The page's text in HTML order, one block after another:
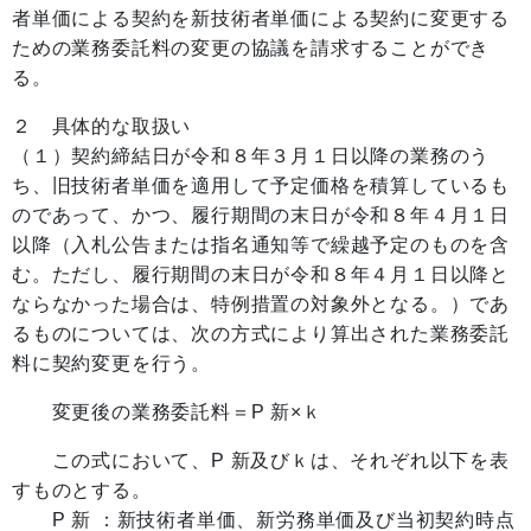
者単価による契約を新技術者単価による契約に変更する
ための業務委託料の変更の協議を請求することができ
る。
２ 具体的な取扱い
（１）契約締結日が令和８年３月１日以降の業務のう
ち、旧技術者単価を適用して予定価格を積算しているも
のであって、かつ、履行期間の末日が令和８年４月１日
以降（入札公告または指名通知等で繰越予定のものを含
む。ただし、履行期間の末日が令和８年４月１日以降と
ならなかった場合は、特例措置の対象外となる。）であ
るものについては、次の方式により算出された業務委託
料に契約変更を行う。
変更後の業務委託料＝P 新×ｋ
この式において、P 新及びｋは、それぞれ以下を表
すものとする。
P 新 ：新技術者単価、新労務単価及び当初契約時点